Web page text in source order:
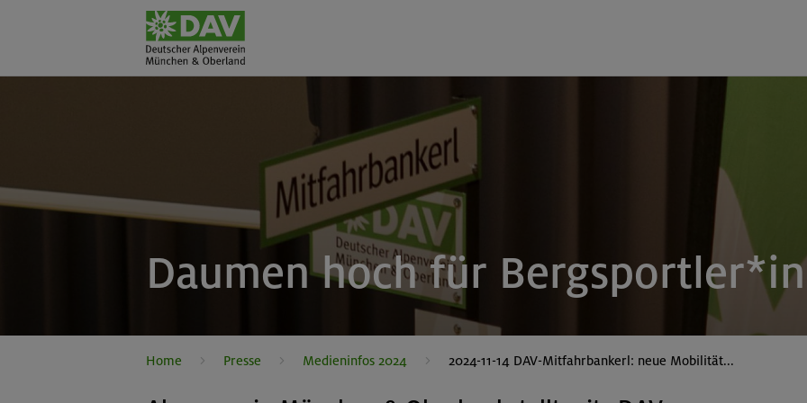
Daumen hoch für
Home Presse Medieninfos 2024 2024-11-14 DAV-Mitfahrbankerl: neue Mobilität...